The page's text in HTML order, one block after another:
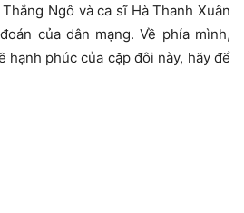
Ngô và ca sĩ Hà Thanh Xuân
của dân mạng. Về phía mình,
hạnh phúc của cặp đôi này, hãy để